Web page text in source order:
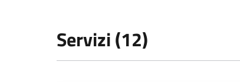
Servizi (12)